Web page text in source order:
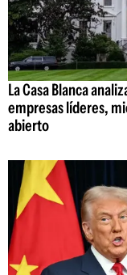
La Casa Blanca
empresas líderes,
abierto